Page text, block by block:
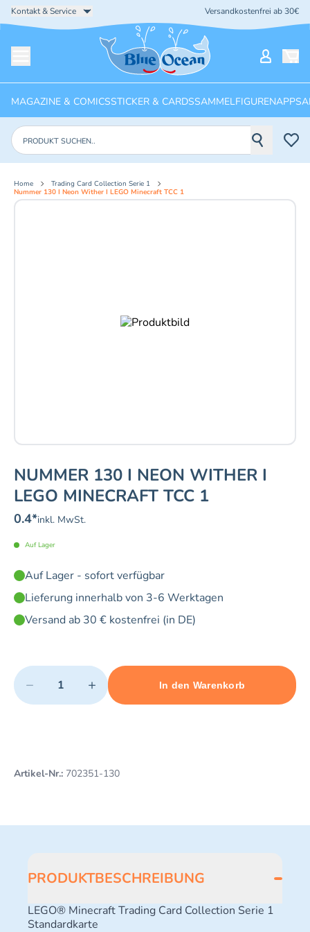
Kontakt & Service Versandkostenfrei ab 30€
Startseite
MAGAZINE & COMICSSTICKER & CARDSSAMMELFIGURENAPPS
Produkte suchen
Home
Trading Card Collection Serie 1
Nummer 130 I Neon Wither I LEGO Minecraft TCC 1
NUMMER 130 I NEON WITHER I
LEGO MINECRAFT TCC 1
0.4*inkl. MwSt.
Auf Lager
Auf Lager - sofort verfügbar
Lieferung innerhalb von 3-6 Werktagen
Versand ab 30 € kostenfrei (in DE)
Quantity
− +
Minimum quantity: 1 Maximum quantity: 3
In den Warenkorb
Add 1 item to cart
Artikel-Nr.: 702351-130
PRODUKTBESCHREIBUNG
LEGO® Minecraft Trading Card Collection Serie 1
Standardkarte